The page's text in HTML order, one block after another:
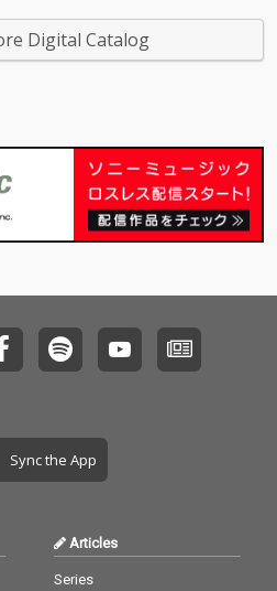
Digital Catalog
Sync the App
Articles
Series